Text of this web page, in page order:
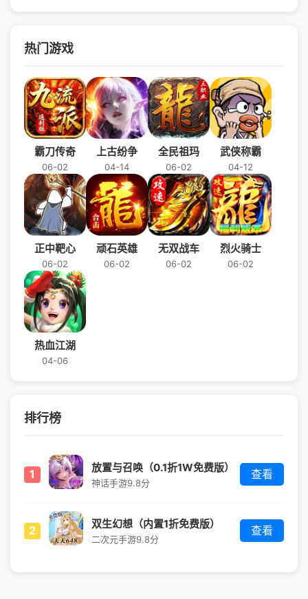
热门游戏
霸刀传奇
06-02
上古纷争
04-14
全民祖玛
06-02
武侠称霸
04-12
正中靶心
06-02
顽石英雄
06-02
无双战车
06-02
烈火骑士
06-02
热血江湖
04-06
排行榜
1 放置与召唤（0.1折1W免费版）
神话手游9.8分
查看
2 双生幻想（内置1折免费版）
二次元手游9.8分
查看